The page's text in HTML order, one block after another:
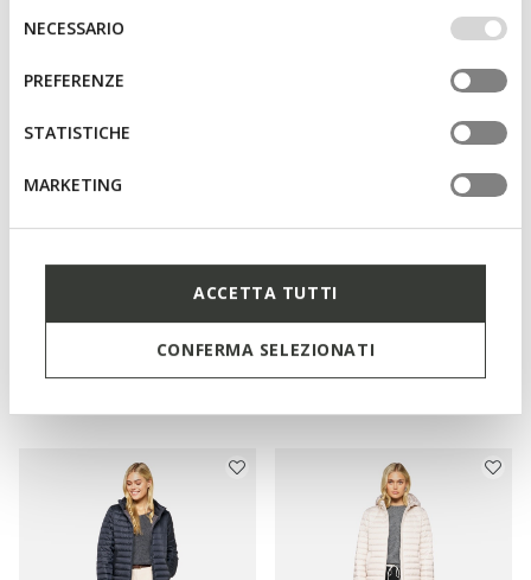
IMPOSTAZIONI potrai anche scegliere quali cookies ed
altri strumenti di tracciamento autorizzare. Per maggiori
informazioni o per modificare in qualsiasi momento le
tue impostazioni, visita la nostra
del
consenso
NECESSARIO
PREFERENZE
STATISTICHE
MARKETING
ACCETTA TUTTI
CONFERMA SELEZIONATI
3 COLORI
NEW IN NEW IN
JAYSEN DONNA